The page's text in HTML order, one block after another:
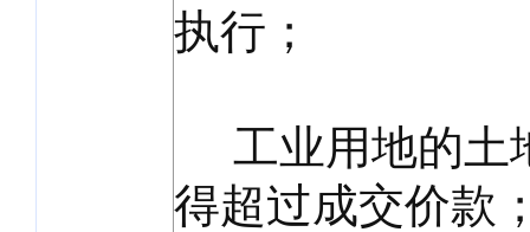
执行；
工业用地的土
得超过成交价款